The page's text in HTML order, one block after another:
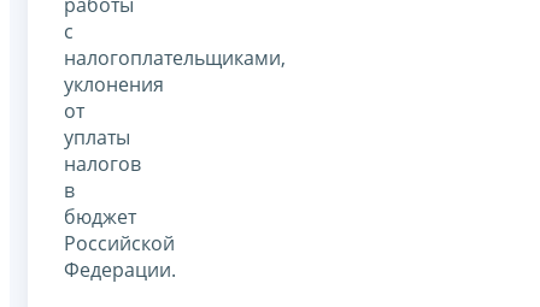
с
налогоплательщиками,
уклонения
от
уплаты
налогов
в
бюджет
Российской
Федерации.